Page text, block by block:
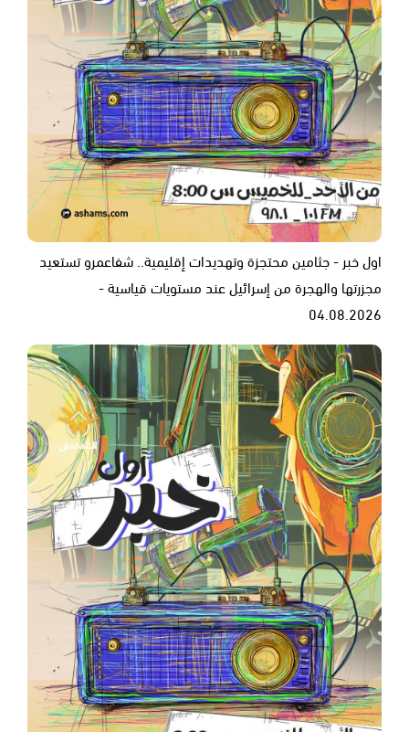
اول خبر - جثامين محتجزة وتهديدات إقليمية.. شفاعمرو تستعيد
مجزرتها والهجرة من إسرائيل عند مستويات قياسية -
04.08.2026